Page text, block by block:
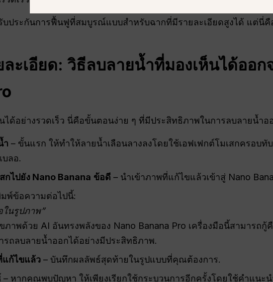
บประกันการฟื้นฟูที่สมบูรณ์แบบสำหรับฉากที่มีรายละเอียดสูงได้ แต่นี่
ะเอียด: วิธีลบลายน้ำที่มองเห็นได้ออก
ได้อย่างรวดเร็ว นี่คือขั้นตอนง่าย ๆ ที่มีประสิทธิภาพในการลบลายน้ำอ
ำ – ขั้นแรก ให้ทำให้ลายน้ำเลือนลางลงโดยใช้เอฟเฟกต์โมเสกครอบ
บลอ.
กไปยัง Nano Banana ข้อดี – นำเข้าภาพที่แก้ไขแล้วเข้าสู่ Nano
พ์ข้อความต่อไปนี้:
ในรูปภาพ”
ภาพด้วย AI อันทรงพลังของ Nano Banana Pro เครื่องมือนี้สามารถกู้
ถลบลายน้ำออกได้อย่างมีประสิทธิภาพ.
ก้ไขแล้ว – บันทึกผลลัพธ์สุดท้ายในรูปแบบที่คุณต้องการ.
– หากคุณพบปัญหา ให้เพียงเรียกใช้กระบวนการอีกครั้งโดยใช้คำแนะ